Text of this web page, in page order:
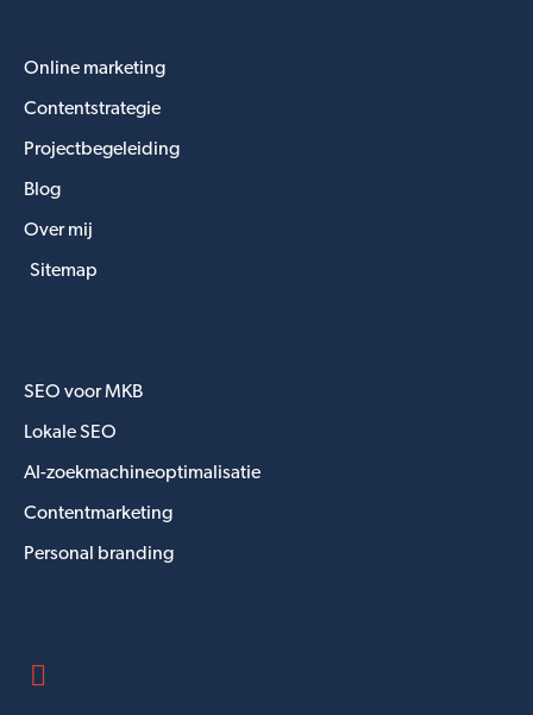
Online marketing
Contentstrategie
Projectbegeleiding
Blog
Over mij
Sitemap
SEO voor MKB
Lokale SEO
AI-zoekmachineoptimalisatie
Contentmarketing
Personal branding